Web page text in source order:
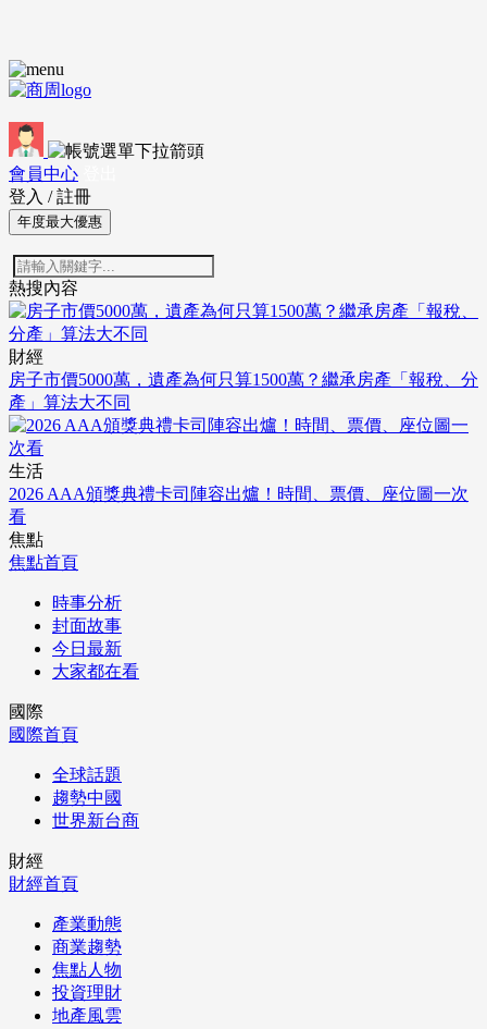
會員中心
登入 / 註冊
年度最大優惠
熱搜內容
財經
房子市價5000萬，遺產為何只算1500萬？繼承房產「報稅、分
產」算法大不同
生活
2026 AAA頒獎典禮卡司陣容出爐！時間、票價、座位圖一次
看
焦點
焦點首頁
時事分析
封面故事
今日最新
大家都在看
國際
國際首頁
全球話題
趨勢中國
世界新台商
財經
財經首頁
產業動態
商業趨勢
焦點人物
投資理財
地產風雲